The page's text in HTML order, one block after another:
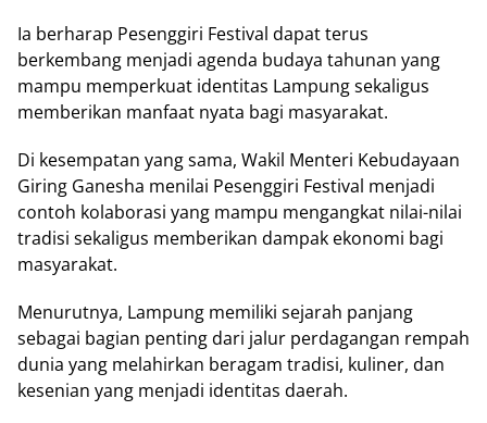
Ia berharap Pesenggiri Festival dapat terus
berkembang menjadi agenda budaya tahunan yang
mampu memperkuat identitas Lampung sekaligus
memberikan manfaat nyata bagi masyarakat.
Di kesempatan yang sama, Wakil Menteri Kebudayaan
Giring Ganesha menilai Pesenggiri Festival menjadi
contoh kolaborasi yang mampu mengangkat nilai-nilai
tradisi sekaligus memberikan dampak ekonomi bagi
masyarakat.
Menurutnya, Lampung memiliki sejarah panjang
sebagai bagian penting dari jalur perdagangan rempah
dunia yang melahirkan beragam tradisi, kuliner, dan
kesenian yang menjadi identitas daerah.